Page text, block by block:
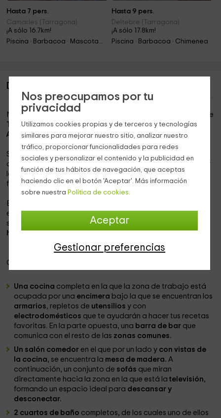
Nos preocupamos por tu
privacidad
Utilizamos cookies propias y de terceros y tecnologías
similares para mejorar nuestro sitio, analizar nuestro
tráfico, proporcionar funcionalidades para redes
sociales y personalizar el contenido y la publicidad en
función de tus hábitos de navegación, que aceptas
haciendo clic en el botón 'Aceptar'. Más información
sobre nuestra Política de cookies.
Aceptar
Gestionar preferencias
Hasta 7 pers.
Camarles (Tarragona)
¡A sólo 16.7km!
Piscina · Barbacoa · Mascotas · Jacuzzi
Hasta 9 pers.
Deltebre (Tarragona)
¡A sólo 17.8km!
Piscina · Barbacoa · Chimenea
Descripción de Águila Daurada- Miramar 3
Nuestro alojamiento se encuentra dentro de la provincia de
Tarragona, concretamente en la zona que pertenece a
Ametlla De Mar.
Se trata de un espacio en el que la naturaleza, y en
concreto las zonas de playa, se encuentran muy cerca, por
lo que disfrutar de un día deturismo de sol y playaes muy
fácil y agradable.
En cuanto a la
es adosada, y
sus completas estancias; de las que disfrutarán nuestros
huéspedes.
Cuenta con las siguientes estancias:
Una cocina completa en la que la zona de trabajo está
ocupada por una encimera bajo la que se encuentran los
armarios, repletos de utensiliosy con
electrodomésticos que te ayudarán a hacer tus recetas
favoritas. En la parte opuesta, una barra de bar que
comunica con el resto de las zonas comunes.
Un salón comedor en el que por un lado y con vistas de
la cocina, se encuentra la mesa de madera. A
continuación, un conjunto de sofás que miran
directamente hacia la zona en la que está latelevisión,
formando un espacio ideal para descansar y
desconectar.
2 cuartos de baño completos, de los cuales uno de ellos